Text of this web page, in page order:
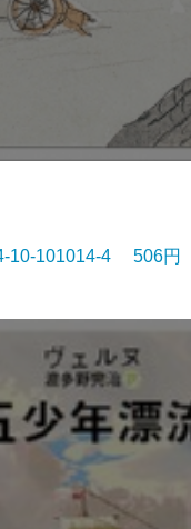
10-101014-4 506円